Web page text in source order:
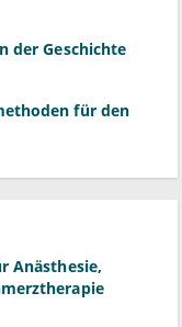
der Geschichte
für den
Anästhesie,